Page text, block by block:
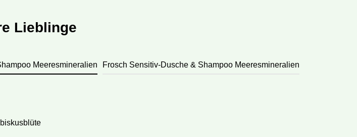
Lieblinge
Meeresmineralien Frosch Sensitiv-Dusche & Shampoo Meeresmineralien